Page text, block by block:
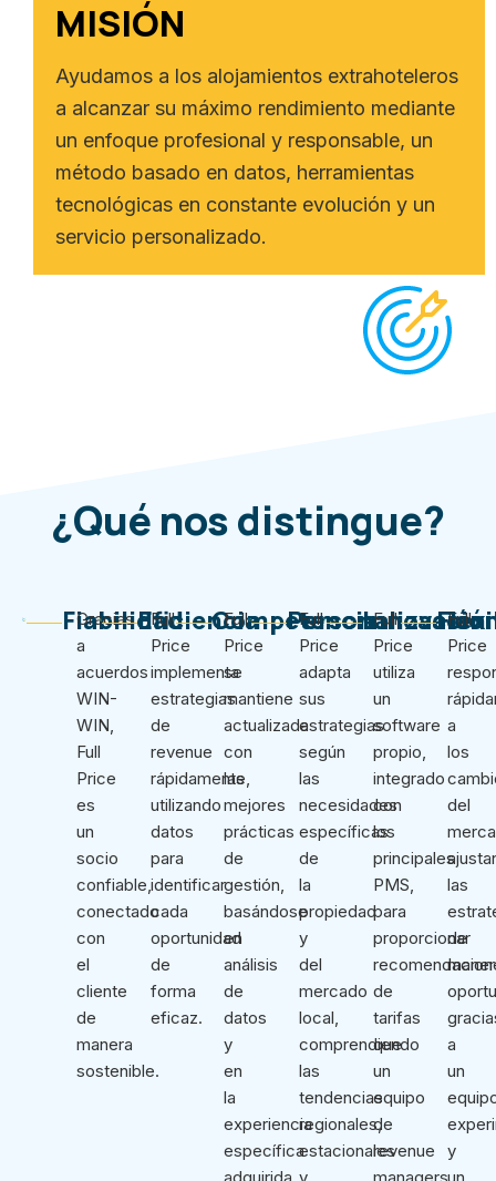
MISIÓN
Ayudamos a los alojamientos extrahoteleros
a alcanzar su máximo rendimiento mediante
un enfoque profesional y responsable, un
método basado en datos, herramientas
tecnológicas en constante evolución y un
servicio personalizado.
¿Qué nos distingue?
Fiabilidad
Gracias
a
acuerdos
WIN-
WIN,
Full
Price
es
un
socio
confiable,
conectado
con
el
cliente
de
manera
sostenible.
Eficiencia
Full
Price
implementa
estrategias
de
revenue
rápidamente,
utilizando
datos
para
identificar
cada
oportunidad
de
forma
eficaz.
Competencia
Full
Price
se
mantiene
actualizada
con
las
mejores
prácticas
de
gestión,
basándose
en
análisis
de
datos
y
en
la
experiencia
específica
adquirida
Personalización
Full
Price
adapta
sus
estrategias
según
las
necesidades
específicas
de
la
propiedad
y
del
mercado
local,
comprendiendo
las
tendencias
regionales,
estacionales
y
Full
Price
utiliza
un
software
propio,
integrado
con
los
principales
PMS,
para
proporcionar
de
tarifas
que
un
equipo
de
revenue
managers
Full
Price
a
los
del
las
de
a
un
y
un